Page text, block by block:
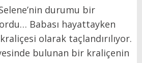
durumu bir
Babası hayattayken
olarak taçlandırılıyor.
bulunan bir kraliçenin